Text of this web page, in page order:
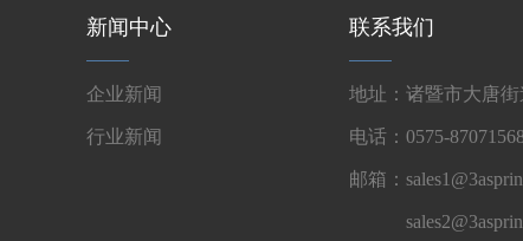
新闻中心
企业新闻
行业新闻
联系我们
地址：诸暨市大唐
电话：0575-
邮箱：